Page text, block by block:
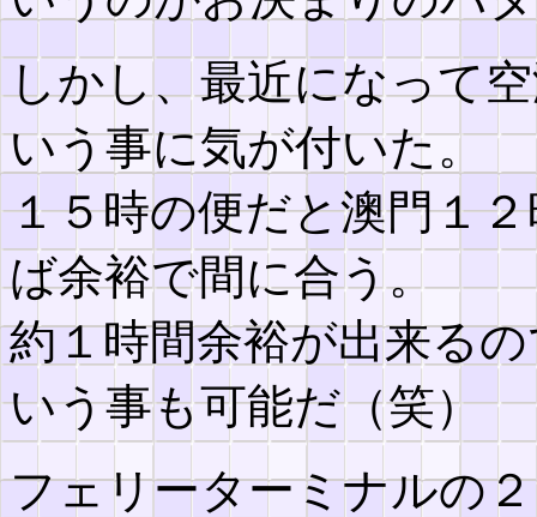
しかし、最近になって
いう事に気が付いた。
１５時の便だと澳門１
ば余裕で間に合う。
約１時間余裕が出来る
いう事も可能だ（笑）
フェリーターミナルの